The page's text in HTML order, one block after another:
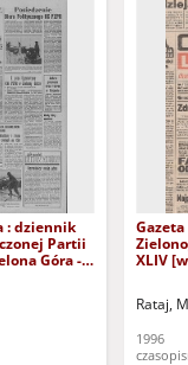
: dziennik
Partii
Góra -
XLIV
Rataj,
1996